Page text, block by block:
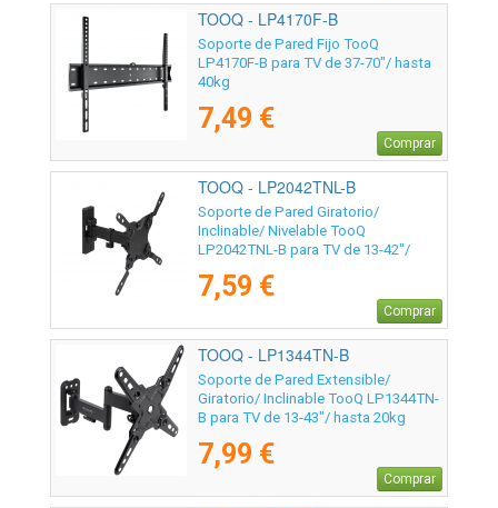
TOOQ - LP4170F-B
Soporte de Pared Fijo TooQ
LP4170F-B para TV de 37-70"/ hasta
40kg
7,49 €
Comprar
TOOQ - LP2042TNL-B
Soporte de Pared Giratorio/
Inclinable/ Nivelable TooQ
LP2042TNL-B para TV de 13-42"/
7,59 €
Comprar
TOOQ - LP1344TN-B
Soporte de Pared Extensible/
Giratorio/ Inclinable TooQ LP1344TN-
B para TV de 13-43"/ hasta 20kg
7,99 €
Comprar